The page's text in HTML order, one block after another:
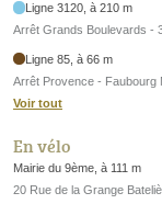
Ligne 3120, à 210 m
Arrêt Grands Boulevards -
Ligne 85, à 66 m
Arrêt Provence - Faubourg
Voir tout
En vélo
Mairie du 9ème, à 111 m
20 Rue de la Grange